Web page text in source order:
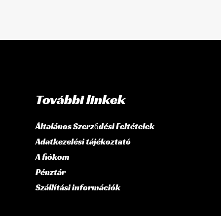
További linkek
Általános Szerződési Feltételek
Adatkezelési tájékoztató
A fiókom
Pénztár
Szállítási információk